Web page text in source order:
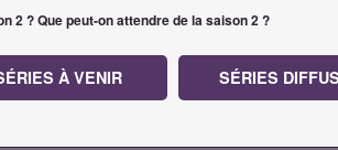
2 ?Que peut-on attendre de la saison 2 ?
À VENIR SÉRIES